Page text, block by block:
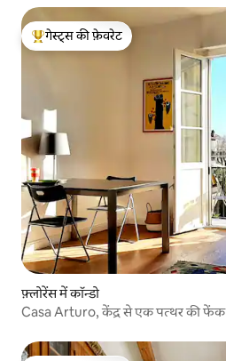
गेस्ट्स का टॉप फ़ेवरेट
गेस्ट्स की फ़ेवरेट
फ़्लोरेंस में कॉन्डो
Casa Arturo, केंद्र से एक पत्थर की फेंक